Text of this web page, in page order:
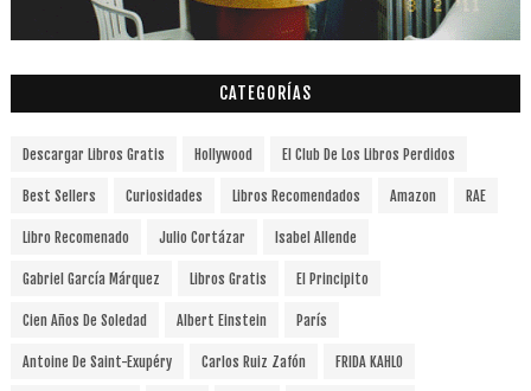
CATEGORÍAS
Descargar Libros Gratis Hollywood El Club De Los Libros Perdidos
Best Sellers Curiosidades Libros Recomendados Amazon RAE
Libro Recomenado Julio Cortázar Isabel Allende
Gabriel García Márquez Libros Gratis El Principito
Cien Años De Soledad Albert Einstein París
Antoine De Saint-Exupéry Carlos Ruiz Zafón FRIDA KAHLO